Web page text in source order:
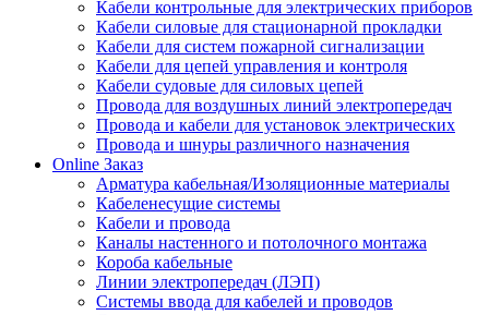
Кабели контрольные для электрических приборов
Кабели силовые для стационарной прокладки
Кабели для систем пожарной сигнализации
Кабели для цепей управления и контроля
Кабели судовые для силовых цепей
Провода для воздушных линий электропередач
Провода и кабели для установок электрических
Провода и шнуры различного назначения
Online Заказ
Арматура кабельная/Изоляционные материалы
Кабеленесущие системы
Кабели и провода
Каналы настенного и потолочного монтажа
Короба кабельные
Линии электропередач (ЛЭП)
Системы ввода для кабелей и проводов